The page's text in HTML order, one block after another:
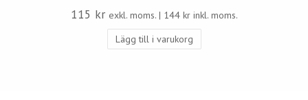
115 kr exkl. moms. | 144 krinkl. moms.
Lägg till i varukorg